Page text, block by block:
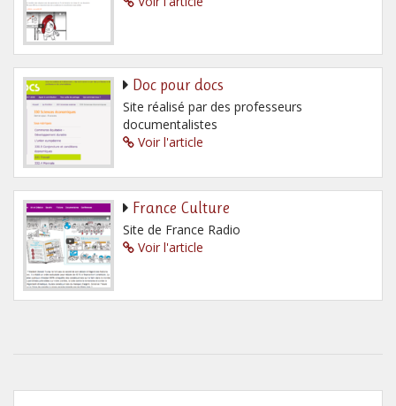
Doc pour docs
Site réalisé par des professeurs
documentalistes
Voir l'article
France Culture
Site de France Radio
Voir l'article